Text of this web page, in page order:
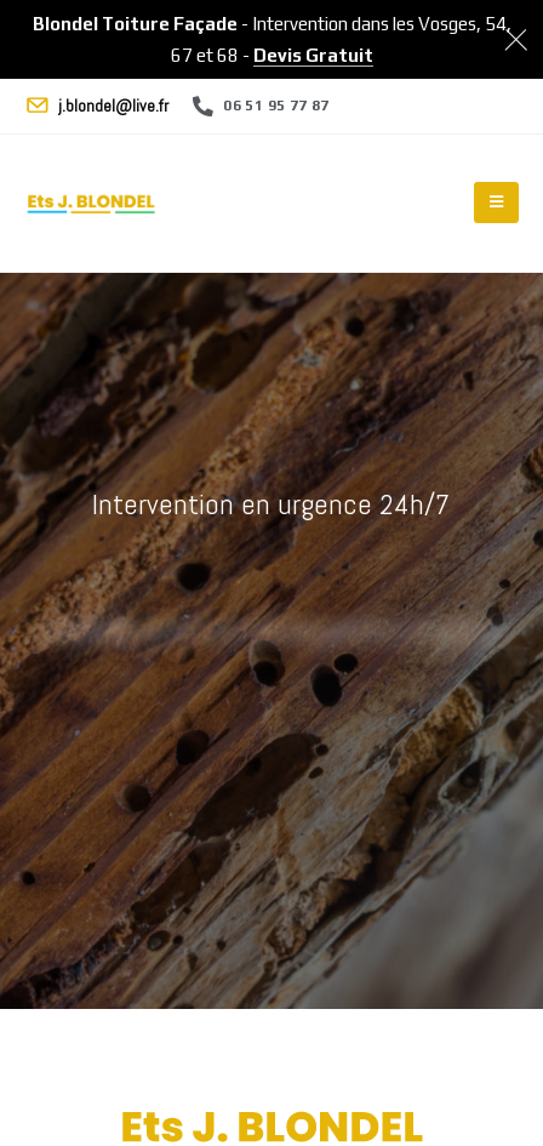
Blondel Toiture Façade - Intervention dans les Vosges, 54,
67 et 68 - Devis Gratuit
j.blondel@live.fr 06 51 95 77 87
Intervention en urgence 24h/7
Traitement de charpente Vosges
Tra eme t ech arpenteco les nsectesxylop hages.
06 51 95 77 87